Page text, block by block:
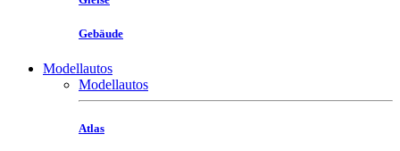
Gebäude
Modellautos
Modellautos
Atlas